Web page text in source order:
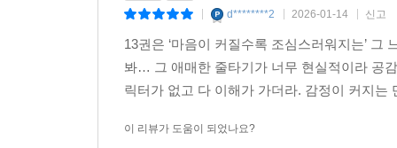
d********2 2026-01-14 신고
13권은 ‘마음이 커질수록 조심스러워지는’
봐… 그 애매한 줄타기가 너무 현실적이라 공
릭터가 없고 다 이해가 가더라. 감정이 커지
이 리뷰가 도움이 되었나요?